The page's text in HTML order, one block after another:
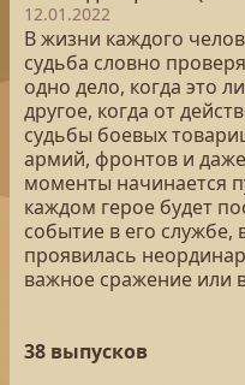
12.01.2022
В жизни каждого
судьба словно
одно дело, когда это
другое, когда от
судьбы боевых
армий, фронтов и
моменты начинается
каждом герое будет
событие в его службе,
проявилась
важное сражение или
38 выпусков